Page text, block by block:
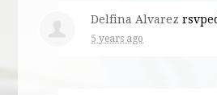
Delfina Alvarez
5 years ago